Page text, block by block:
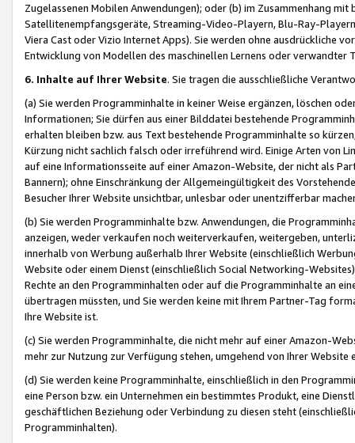
Zugelassenen Mobilen Anwendungen); oder (b) im Zusammenhang
Satellitenempfangsgeräte, Streaming-Video-Playern, Blu-Ray-
Viera Cast oder Vizio Internet Apps). Sie werden ohne ausdrückliche
Entwicklung von Modellen des maschinellen Lernens oder
6. Inhalte auf Ihrer Website. Sie tragen die ausschließliche
(a) Sie werden Programminhalte in keiner Weise ergänzen, löschen
Informationen; Sie dürfen aus einer Bilddatei bestehende
erhalten bleiben bzw. aus Text bestehende Programminhalte so
Kürzung nicht sachlich falsch oder irreführend wird. Einige Arten von
auf eine Informationsseite auf einer Amazon-Website, der nicht als
Bannern); ohne Einschränkung der Allgemeingültigkeit des
Besucher Ihrer Website unsichtbar, unlesbar oder unentzifferbar
(b) Sie werden Programminhalte bzw. Anwendungen, die
anzeigen, weder verkaufen noch weiterverkaufen, weitergeben,
innerhalb von Werbung außerhalb Ihrer Website (einschließlich
Website oder einem Dienst (einschließlich Social Networking-
Rechte an den Programminhalten oder auf die Programminhalte an
übertragen müssten, und Sie werden keine mit Ihrem Partner-Tag
Ihre Website ist.
(c) Sie werden Programminhalte, die nicht mehr auf einer Amazon-
mehr zur Nutzung zur Verfügung stehen, umgehend von Ihrer
(d) Sie werden keine Programminhalte, einschließlich in den
eine Person bzw. ein Unternehmen ein bestimmtes Produkt, eine
geschäftlichen Beziehung oder Verbindung zu diesen steht
Programminhalten).